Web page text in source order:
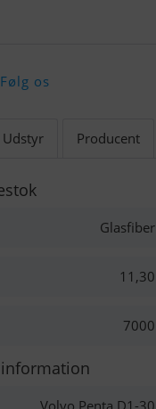
Følg os
Udstyr Producent
Glasfiber
11,30
7000
Volvo Penta D1-30